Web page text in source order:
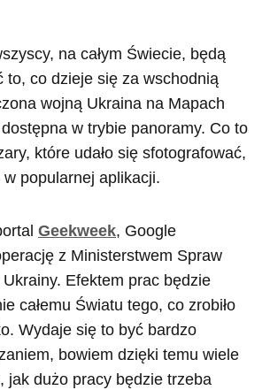
na całym Świecie, będą
to, co dzieje się za wschodnią
wojną Ukraina na Mapach
w trybie panoramy. Co to
które udało się sfotografować,
popularnej aplikacji.
Geekweek, Google
z Ministerstwem Spraw
Efektem prac będzie
całemu Światu tego, co zrobiło
Wydaje się to być bardzo
bowiem dzięki temu wiele
jak dużo pracy będzie trzeba